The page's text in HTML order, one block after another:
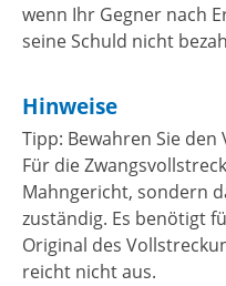
wenn Ihr Gegner nach
seine Schuld nicht
Hinweise
Tipp: Bewahren Sie
Für die
Mahngericht, sondern
zuständig. Es benötigt
Original des
reicht nicht aus.